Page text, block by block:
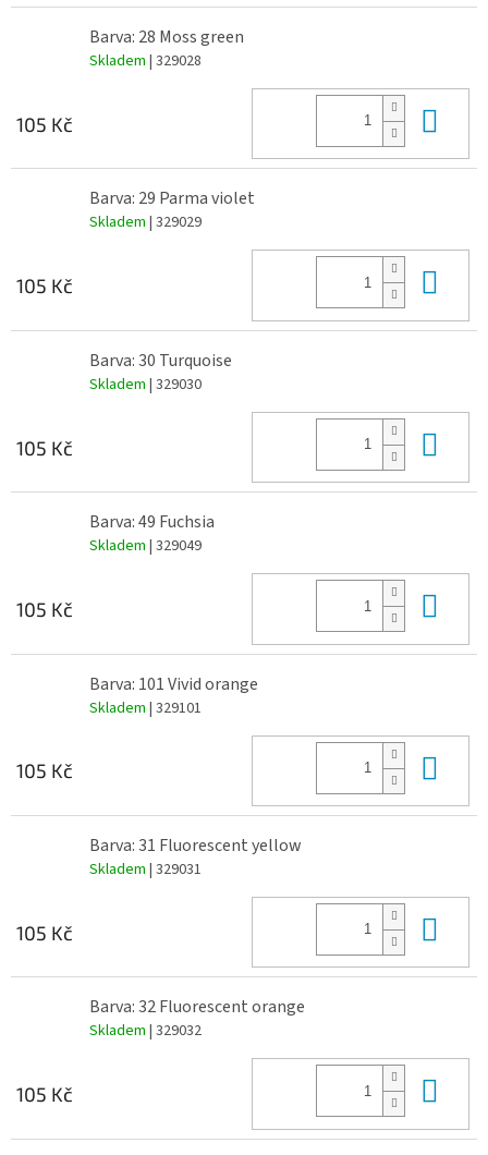
Barva: 28 Moss green
Skladem | 329028
105 Kč
Barva: 29 Parma violet
Skladem | 329029
105 Kč
Barva: 30 Turquoise
Skladem | 329030
105 Kč
Barva: 49 Fuchsia
Skladem | 329049
105 Kč
Barva: 101 Vivid orange
Skladem | 329101
105 Kč
Barva: 31 Fluorescent yellow
Skladem | 329031
105 Kč
Barva: 32 Fluorescent orange
Skladem | 329032
105 Kč